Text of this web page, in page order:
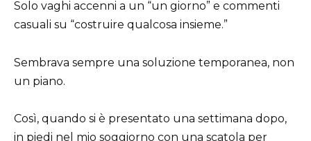
Solo vaghi accenni a un “un giorno” e commenti
casuali su “costruire qualcosa insieme.”
Sembrava sempre una soluzione temporanea, non
un piano.
Così, quando si è presentato una settimana dopo,
in piedi nel mio soggiorno con una scatola per